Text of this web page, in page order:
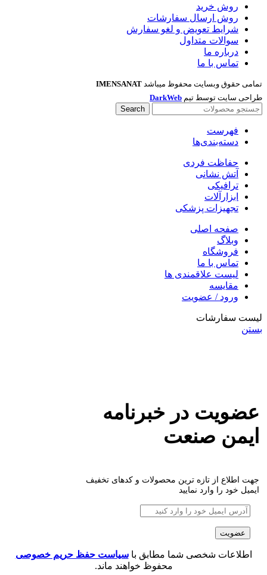
روش خرید
روش ارسال سفارشات
شرایط تعویض و لغو سفارش
سوالات متداول
درباره ما
تماس با ما
تمامی حقوق وبسایت محفوظ میباشد IMENSANAT
طراحی سایت توسط تیم DarkWeb
Search
فهرست
دسته‌بندی‌ها
حفاظت فردی
آتش نشانی
ترافیکی
ابزارآلات
تجهیزات پزشکی
صفحه اصلی
وبلاگ
فروشگاه
تماس با ما
لیست علاقمندی ها
مقایسه
ورود / عضویت
لیست سفارشات
بستن
عضویت در خبرنامه
ایمن صنعت
جهت اطلاع از تازه ترین محصولات و کدهای تخفیف
ایمیل خود را وارد نمایید
اطلاعات شخصی شما مطابق باسیاست حفظ حریم خصوصی
محفوظ خواهند ماند.